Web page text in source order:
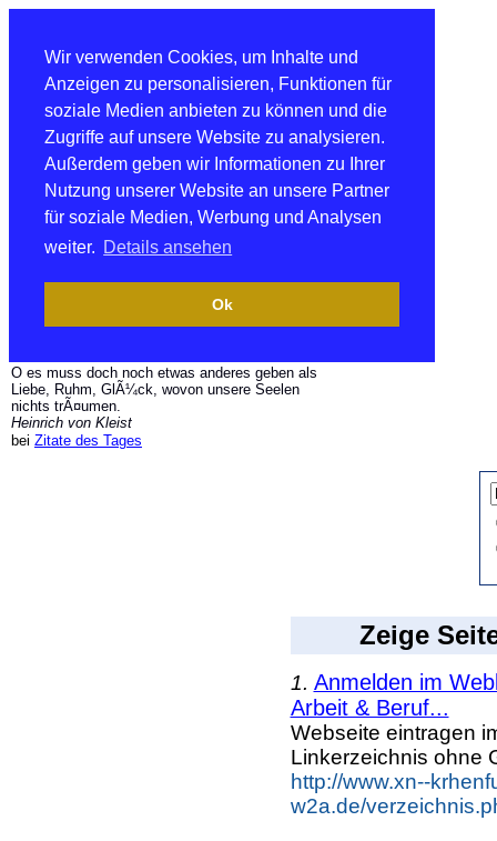
Wir verwenden Cookies, um Inhalte und
Anzeigen zu personalisieren, Funktionen für
soziale Medien anbieten zu können und die
Zugriffe auf unsere Website zu analysieren.
Außerdem geben wir Informationen zu Ihrer
Nutzung unserer Website an unsere Partner
für soziale Medien, Werbung und Analysen
weiter. Details ansehen
Ok
O es muss doch noch etwas anderes geben als
Liebe, Ruhm, GlÃ¼ck, wovon unsere Seelen
nichts trÃ¤umen.
Heinrich von Kleist
bei Zitate des Tages
Zeige
1. Anmelden im
Arbeit & Beruf...
Webseite eintragen
Linkerzeichnis ohne
http://www.xn--
w2a.de/